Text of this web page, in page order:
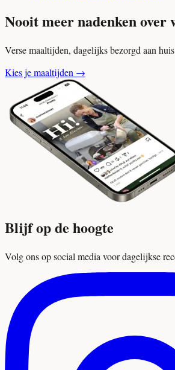
Nooit meer nadenken over
Verse maaltijden, dagelijks bezorgd aan
Kies je maaltijden →
Blijf op de hoogte
Volg ons op social media voor dagelijkse